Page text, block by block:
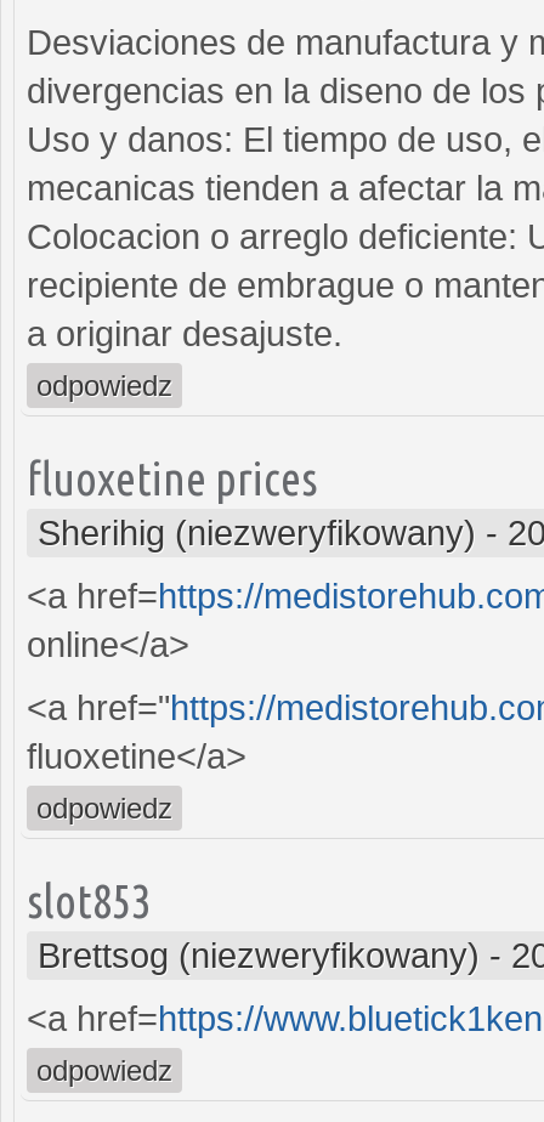
Desviaciones de manufactura y
divergencias en la diseno de
Uso y danos: El tiempo de uso,
mecanicas tienden a afectar la
Colocacion o arreglo deficiente:
recipiente de embrague o
a originar desajuste.
odpowiedz
fluoxetine prices
Sherihig (niezweryfikowany) -
<a href=https://
online</a>
<a href="https://
fluoxetine</a>
odpowiedz
slot853
Brettsog (niezweryfikowany) -
<a href=https://
odpowiedz